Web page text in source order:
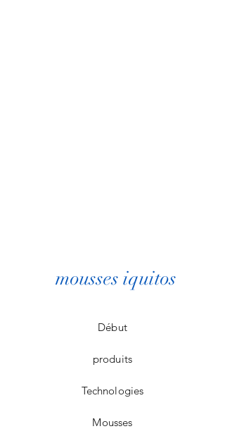
mousses iquitos
Début
produits
Technologies
Mousses